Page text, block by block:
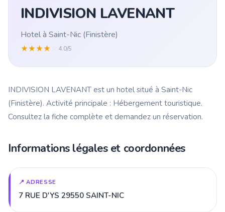
INDIVISION LAVENANT
Hotel à Saint-Nic (Finistère)
★★★★ 4.0/5
INDIVISION LAVENANT est un hotel situé à Saint-Nic
(Finistère). Activité principale : Hébergement touristique.
Consultez la fiche complète et demandez un réservation.
Informations légales et coordonnées
📍 ADRESSE
7 RUE D'YS 29550 SAINT-NIC